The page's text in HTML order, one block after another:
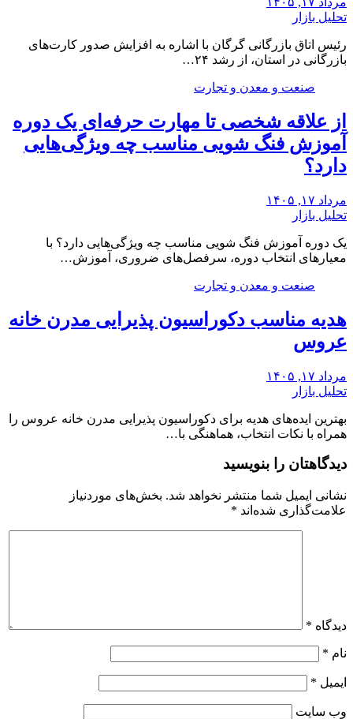
تحلیل بازار
رئیس اتاق بازرگانی گرگان با اشاره به افزایش صدور کارت‌های
بازرگانی در استان، از رشد ۲۴…
صنعت و معدن و تجارت
از علاقه شخصی تا مهارت حرفه‌ای یک دوره
آموزش فنگ شویی مناسب چه ویژگی‌هایی
دارد؟
مرداد ۱۷, ۱۴۰۵
تحلیل بازار
یک دوره آموزش فنگ شویی مناسب چه ویژگی‌هایی دارد؟ با
معیارهای انتخاب دوره، سرفصل‌های ضروری، آموزش…
صنعت و معدن و تجارت
هدیه مناسب دکوراسیون پذیرایی مدرن خانه
عروس
مرداد ۱۷, ۱۴۰۵
تحلیل بازار
بهترین ایده‌های هدیه برای دکوراسیون پذیرایی مدرن خانه عروس را
همراه با نکات انتخاب، هماهنگی با…
دیدگاهتان را بنویسید
نشانی ایمیل شما منتشر نخواهد شد. بخش‌های موردنیاز
علامت‌گذاری شده‌اند *
دیدگاه *
نام *
ایمیل *
وب‌ سایت